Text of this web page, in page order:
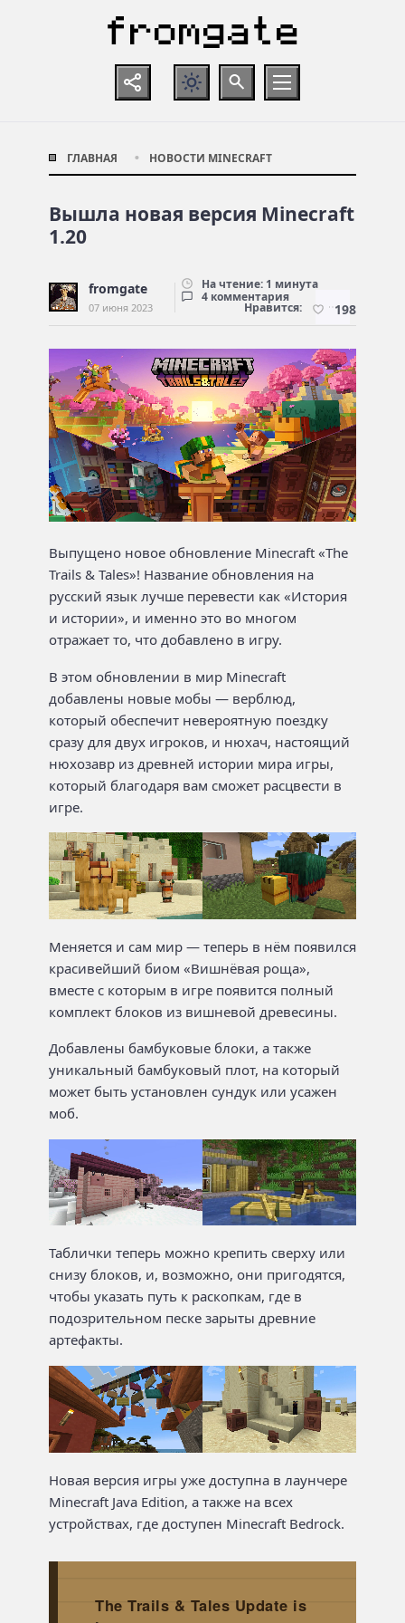
ГЛАВНАЯ НОВОСТИ MINECRAFT
Вышла новая версия Minecraft
1.20
fromgate
07 июня 2023
На чтение: 1 минута
4 комментария
Нравится: 198
Выпущено новое обновление Minecraft «The
Trails & Tales»! Название обновления на
русский язык лучше перевести как «История
и истории», и именно это во многом
отражает то, что добавлено в игру.
В этом обновлении в мир Minecraft
добавлены новые мобы — верблюд,
который обеспечит невероятную поездку
сразу для двух игроков, и нюхач, настоящий
нюхозавр из древней истории мира игры,
который благодаря вам сможет расцвести в
игре.
Меняется и сам мир — теперь в нём появился
красивейший биом «Вишнёвая роща»,
вместе с которым в игре появится полный
комплект блоков из вишневой древесины.
Добавлены бамбуковые блоки, а также
уникальный бамбуковый плот, на который
может быть установлен сундук или усажен
моб.
Таблички теперь можно крепить сверху или
снизу блоков, и, возможно, они пригодятся,
чтобы указать путь к раскопкам, где в
подозрительном песке зарыты древние
артефакты.
Новая версия игры уже доступна в лаунчере
Minecraft Java Edition, а также на всех
устройствах, где доступен Minecraft Bedrock.
The Trails & Tales Update is